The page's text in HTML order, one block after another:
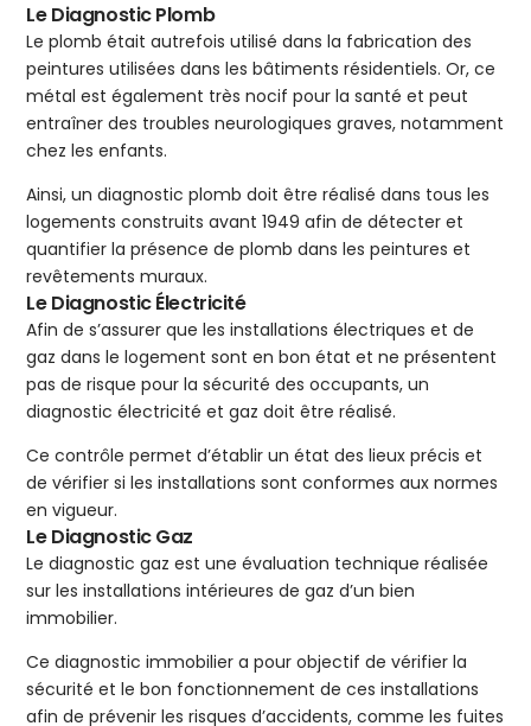
Le Diagnostic Plomb
Le plomb était autrefois utilisé dans la fabrication des
peintures utilisées dans les bâtiments résidentiels. Or, ce
métal est également très nocif pour la santé et peut
entraîner des troubles neurologiques graves, notamment
chez les enfants.
Ainsi, un diagnostic plomb doit être réalisé dans tous les
logements construits avant 1949 afin de détecter et
quantifier la présence de plomb dans les peintures et
revêtements muraux.
Le Diagnostic Électricité
Afin de s’assurer que les installations électriques et de
gaz dans le logement sont en bon état et ne présentent
pas de risque pour la sécurité des occupants, un
diagnostic électricité et gaz doit être réalisé.
Ce contrôle permet d’établir un état des lieux précis et
de vérifier si les installations sont conformes aux normes
en vigueur.
Le Diagnostic Gaz
Le diagnostic gaz est une évaluation technique réalisée
sur les installations intérieures de gaz d’un bien
immobilier.
Ce diagnostic immobilier a pour objectif de vérifier la
sécurité et le bon fonctionnement de ces installations
afin de prévenir les risques d’accidents, comme les fuites